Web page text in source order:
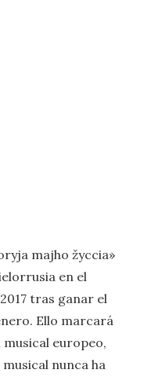
majho žyccia»
en el
tras ganar el
Ello marcará
europeo,
nunca ha